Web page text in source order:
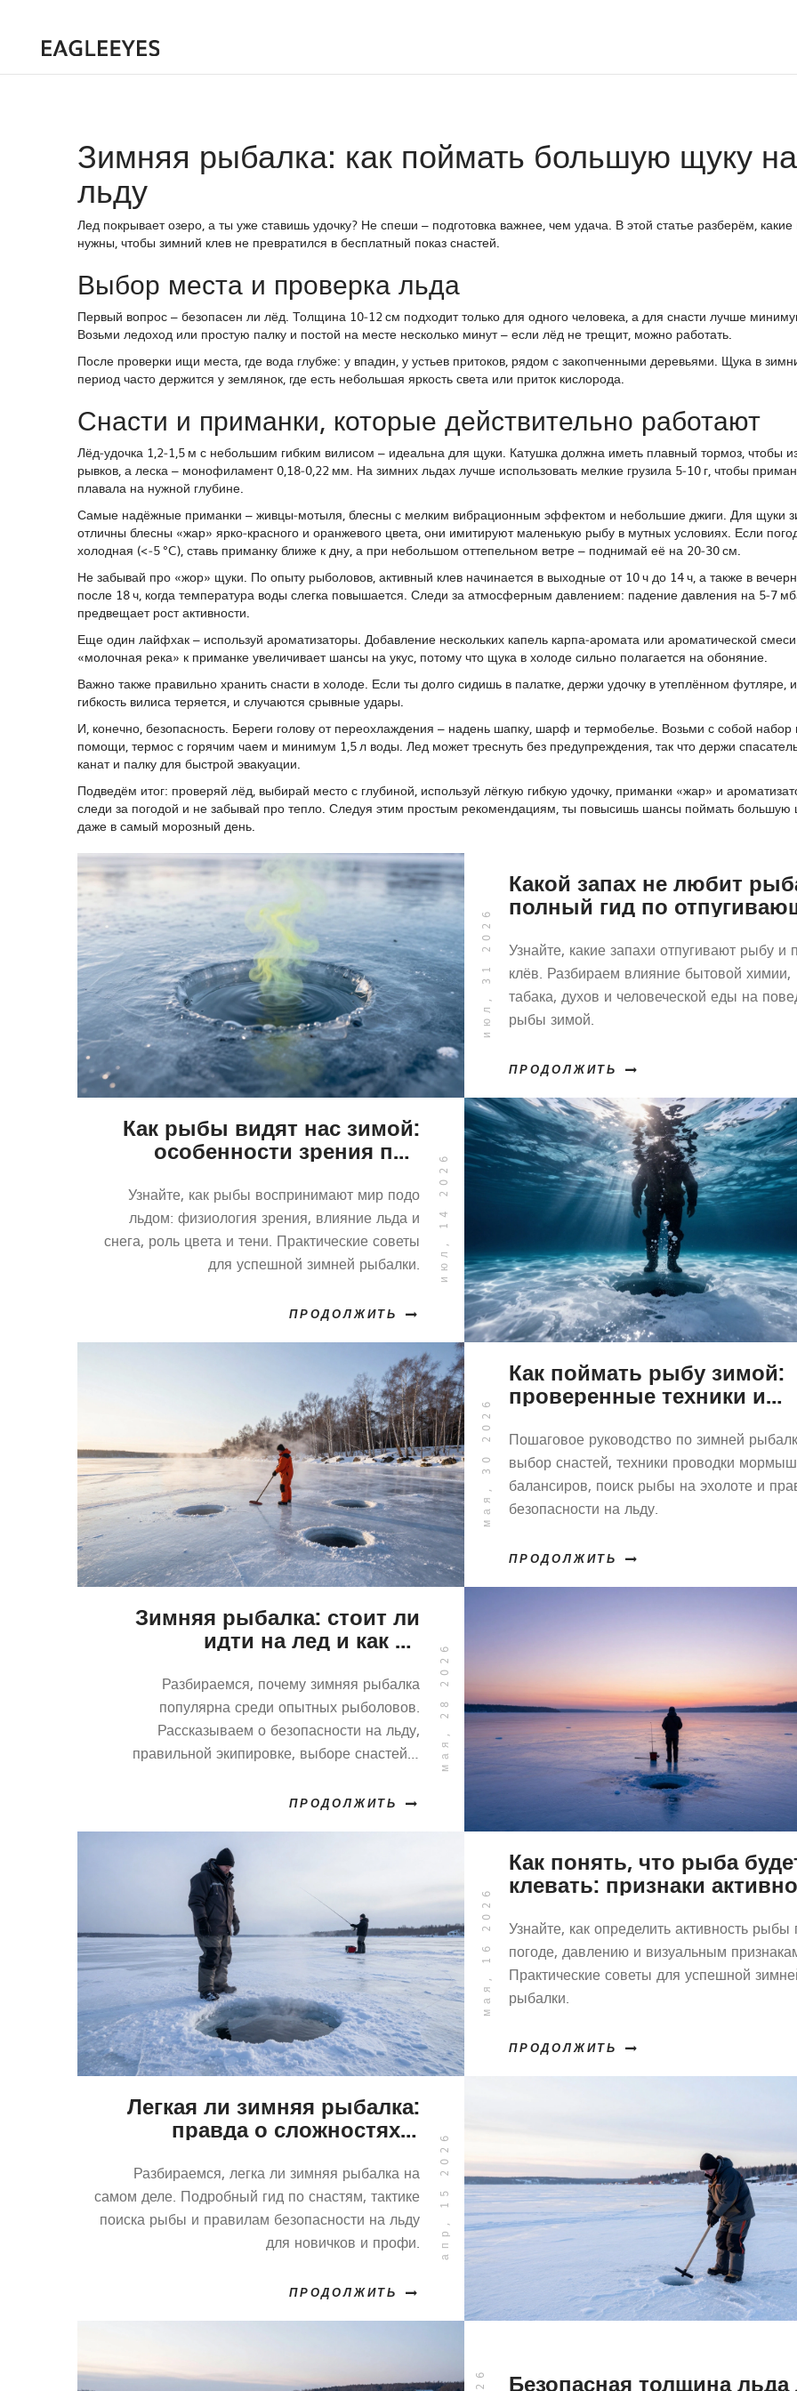
Зимняя рыбалка: как поймать большую щуку на
льду
Лед покрывает озеро, а ты уже ставишь удочку? Не спеши – подготовка важнее, чем удача. В этой статье разберём,
нужны, чтобы зимний клев не превратился в бесплатный показ снастей.
Выбор места и проверка льда
Первый вопрос – безопасен ли лёд. Толщина 10‑12 см подходит только для одного человека, а для снасти лучше
Возьми ледоход или простую палку и постой на месте несколько минут – если лёд не трещит, можно работать.
После проверки ищи места, где вода глубже: у впадин, у устьев притоков, рядом с закопченными деревьями. Щука в
период часто держится у землянок, где есть небольшая яркость света или приток кислорода.
Снасти и приманки, которые действительно работают
Лёд‑удочка 1,2‑1,5 м с небольшим гибким вилисом – идеальна для щуки. Катушка должна иметь плавный тормоз, чтобы
рывков, а леска – монофиламент 0,18‑0,22 мм. На зимних льдах лучше использовать мелкие грузила 5‑10 г, чтобы
плавала на нужной глубине.
Самые надёжные приманки – живцы‑мотыля, блесны с мелким вибрационным эффектом и небольшие джиги. Для щуки
отличны блесны «жар» ярко‑красного и оранжевого цвета, они имитируют маленькую рыбу в мутных условиях. Если
холодная (<‑5 °C), ставь приманку ближе к дну, а при небольшом оттепельном ветре – поднимай её на 20‑30 см.
Не забывай про «жор» щуки. По опыту рыболовов, активный клев начинается в выходные от 10 ч до 14 ч, а также в
после 18 ч, когда температура воды слегка повышается. Следи за атмосферным давлением: падение давления на 5‑7
предвещает рост активности.
Еще один лайфхак – используй ароматизаторы. Добавление нескольких капель карпа‑аромата или ароматической смеси
«молочная река» к приманке увеличивает шансы на укус, потому что щука в холоде сильно полагается на обоняние.
Важно также правильно хранить снасти в холоде. Если ты долго сидишь в палатке, держи удочку в утеплённом футляре,
гибкость вилиса теряется, и случаются срывные удары.
И, конечно, безопасность. Береги голову от переохлаждения – надень шапку, шарф и термобелье. Возьми с собой набор
помощи, термос с горячим чаем и минимум 1,5 л воды. Лед может треснуть без предупреждения, так что держи
канат и палку для быстрой эвакуации.
Подведём итог: проверяй лёд, выбирай место с глубиной, используй лёгкую гибкую удочку, приманки «жар» и
следи за погодой и не забывай про тепло. Следуя этим простым рекомендациям, ты повысишь шансы поймать большую
даже в самый морозный день.
июл, 31 2026
Какой запах не любит
полный гид по
Узнайте, какие запахи отпугивают рыбу и
клёв. Разбираем влияние бытовой химии,
табака, духов и человеческой еды на
рыбы зимой.
ПРОДОЛЖИТЬ
июл, 14 2026
Как рыбы видят нас зимой:
особенности зрения под
Узнайте, как рыбы воспринимают мир подо
льдом: физиология зрения, влияние льда и
снега, роль цвета и тени. Практические советы
для успешной зимней рыбалки.
ПРОДОЛЖИТЬ
мая, 30 2026
Как поймать рыбу зимой:
проверенные техники и
Пошаговое руководство по зимней
выбор снастей, техники проводки
балансиров, поиск рыбы на эхолоте и
безопасности на льду.
ПРОДОЛЖИТЬ
мая, 28 2026
Зимняя рыбалка: стоит ли
идти на лед и как не
Разбираемся, почему зимняя рыбалка
популярна среди опытных рыболовов.
Рассказываем о безопасности на льду,
правильной экипировке, выборе снастей и
подготовиться к выезду и получить
ПРОДОЛЖИТЬ
мая, 16 2026
Как понять, что рыба
клевать: признаки
Узнайте, как определить активность рыбы
погоде, давлению и визуальным
Практические советы для успешной
рыбалки.
ПРОДОЛЖИТЬ
апр, 15 2026
Легкая ли зимняя рыбалка:
правда о сложностях и
Разбираемся, легка ли зимняя рыбалка на
самом деле. Подробный гид по снастям, тактике
поиска рыбы и правилам безопасности на льду
для новичков и профи.
ПРОДОЛЖИТЬ
Безопасная толщина льда